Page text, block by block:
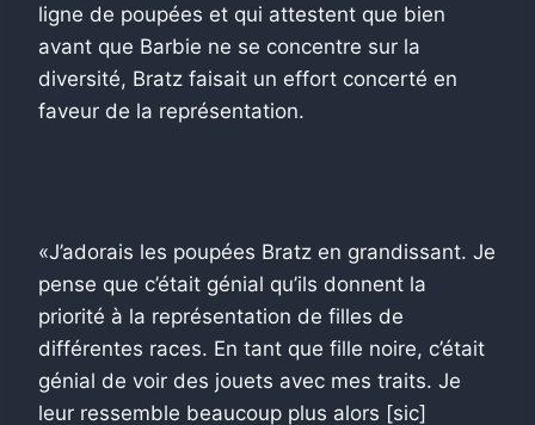
ligne de poupées et qui attestent que bien
avant que Barbie ne se concentre sur la
diversité, Bratz faisait un effort concerté en
faveur de la représentation.
«J’adorais les poupées Bratz en grandissant. Je
pense que c’était génial qu’ils donnent la
priorité à la représentation de filles de
différentes races. En tant que fille noire, c’était
génial de voir des jouets avec mes traits. Je
leur ressemble beaucoup plus alors [sic]